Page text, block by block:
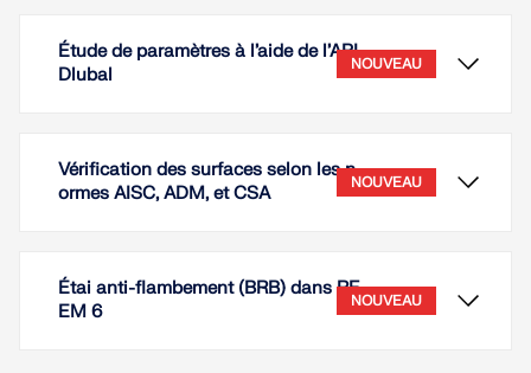
Étude de paramètres à l’aide de l’API
Dlubal
NOUVEAU
Vérification des surfaces selon les n
ormes AISC, ADM, et CSA
NOUVEAU
Étai anti-flambement (BRB) dans RF
EM 6
NOUVEAU